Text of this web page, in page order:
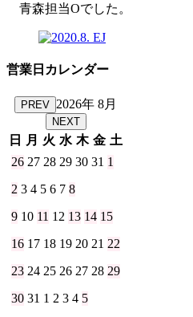
青森担当Oでした。
営業日カレンダー
PREV 2026年 8月
NEXT
日 月 火 水 木 金 土
26 27 28 29 30 31 1
2 3 4 5 6 7 8
9 10 11 12 13 14 15
16 17 18 19 20 21 22
23 24 25 26 27 28 29
30 31 1 2 3 4 5